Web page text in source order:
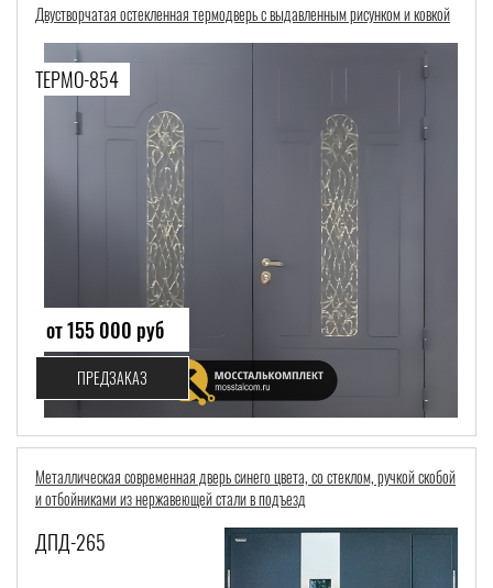
Двустворчатая остекленная термодверь с выдавленным рисунком и ковкой
ТЕРМО-854
от 155 000 руб
ПРЕДЗАКАЗ
Металлическая современная дверь синего цвета, со стеклом, ручкой скобой
и отбойниками из нержавеющей стали в подъезд
ДПД-265